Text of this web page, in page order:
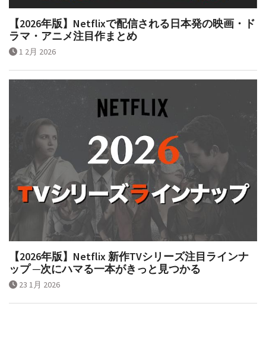
【2026年版】Netflixで配信される日本発の映画・ド
ラマ・アニメ注目作まとめ
1 2月 2026
【2026年版】Netflix 新作TVシリーズ注目ラインナ
ップ ─次にハマる一本がきっと見つかる
23 1月 2026